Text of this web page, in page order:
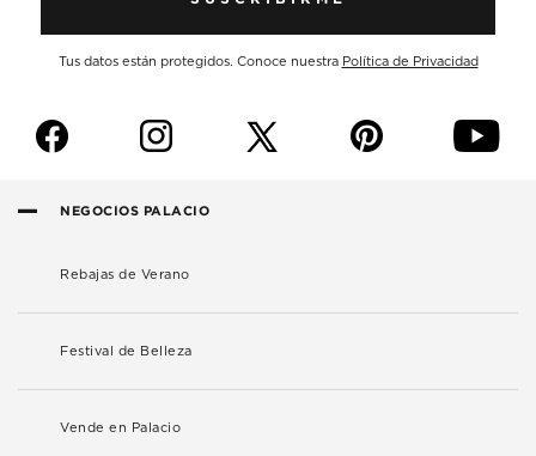
Tus datos están protegidos. Conoce nuestra Política de Privacidad
f i p y
NEGOCIOS PALACIO
Rebajas de Verano
Festival de Belleza
Vende en Palacio